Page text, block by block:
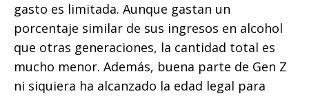
gasto es limitada. Aunque gastan un
porcentaje similar de sus ingresos en alcohol
que otras generaciones, la cantidad total es
mucho menor. Además, buena parte de Gen Z
ni siquiera ha alcanzado la edad legal para